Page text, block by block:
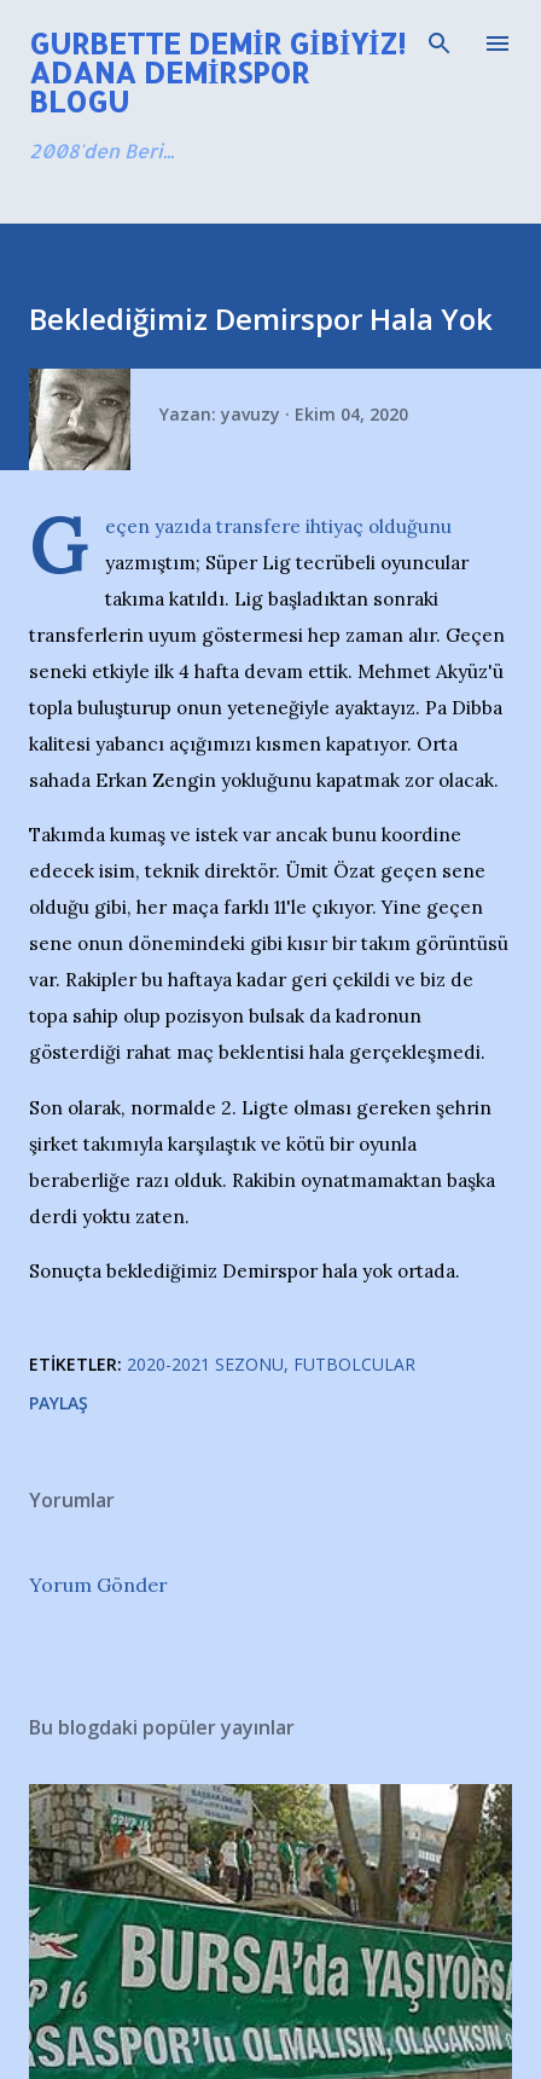
Ana içeriğe atla
GURBETTE DEMIR GIBIYIZ!
ADANA DEMIRSPOR
BLOGU
2008'den Beri...
Beklediğimiz Demirspor Hala Yok
Yazan: yavuzy Ekim 04, 2020
G
eçen yazıda transfere ihtiyaç olduğunu
yazmıştım; Süper Lig tecrübeli oyuncular
takıma katıldı. Lig başladıktan sonraki
transferlerin uyum göstermesi hep zaman alır. Geçen
seneki etkiyle ilk 4 hafta devam ettik. Mehmet Akyüz'ü
topla buluşturup onun yeteneğiyle ayaktayız. Pa Dibba
kalitesi yabancı açığımızı kısmen kapatıyor. Orta
sahada Erkan Zengin yokluğunu kapatmak zor olacak.
Takımda kumaş ve istek var ancak bunu koordine
edecek isim, teknik direktör. Ümit Özat geçen sene
olduğu gibi, her maça farklı 11'le çıkıyor. Yine geçen
sene onun dönemindeki gibi kısır bir takım görüntüsü
var. Rakipler bu haftaya kadar geri çekildi ve biz de
topa sahip olup pozisyon bulsak da kadronun
gösterdiği rahat maç beklentisi hala gerçekleşmedi.
Son olarak, normalde 2. Ligte olması gereken şehrin
şirket takımıyla karşılaştık ve kötü bir oyunla
beraberliğe razı olduk. Rakibin oynatmamaktan başka
derdi yoktu zaten.
Sonuçta beklediğimiz Demirspor hala yok ortada.
ETIKETLER: 2020-2021 SEZONU FUTBOLCULAR
PAYLAŞ
Yorumlar
Yorum Gönder
Bu blogdaki popüler yayınlar